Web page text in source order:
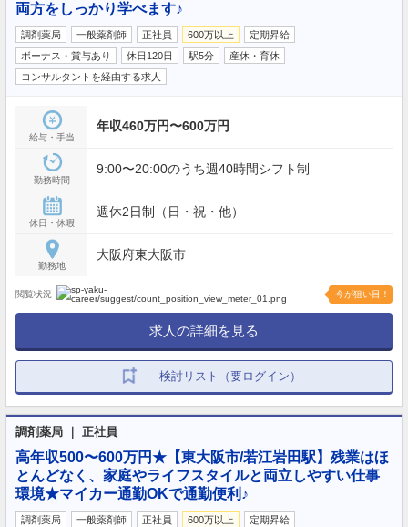
両方をしっかり学べます♪
調剤薬局 一般薬剤師 正社員 600万以上
定期昇給
ボーナス・賞与あり
休日120日 駅5分
産休・育休
コンサルタントを経由する求人
給与・手当
年収460万円〜600万円
勤務時間
9:00〜20:00のうち週40時間シフト制
休日・休暇
週休2日制（日・祝・他）
勤務地
大阪府東大阪市
閲覧状況 今が狙い目！
求人の詳細を見る
検討リスト（要ログイン）
調剤薬局 ｜ 正社員
高年収500〜600万円★【東大阪市/若江岩田駅】残業はほ
とんどなく、家庭やライフスタイルと両立しやすい仕事
環境★マイカー通勤OKで通勤便利♪
調剤薬局 一般薬剤師 正社員 600万以上
定期昇給